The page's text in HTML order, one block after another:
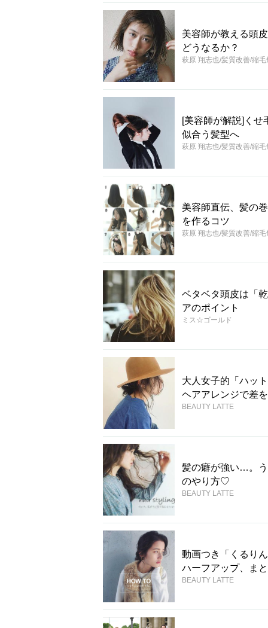
美容師が教える頭
どうなるか？
萩原 翔志也/髪質改善/縮毛
[美容師が解説]くせ
似合う髪型へ
萩原 翔志也/髪質改善/縮毛
美容師直伝、髪の
を作るコツ
萩原 翔志也/髪質改善/縮毛
ベタベタ頭皮は「
アのポイント
ミス☆ゴールド
大人女子的「ハッ
ヘアアレンジで差
BEAUTY LATTE
髪の癖が強い…。
のやり方♡
BEAUTY LATTE
動画つき「くるり
ハーフアップ、ま
BEAUTY LATTE